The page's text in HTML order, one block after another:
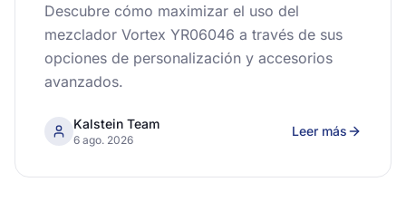
Descubre cómo maximizar el uso del
mezclador Vortex YR06046 a través de sus
opciones de personalización y accesorios
avanzados.
Kalstein Team
6 ago. 2026
Leer más